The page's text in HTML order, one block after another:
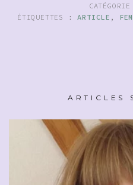
ÉTIQUETTES :ARTICLE ,
ARTICLES